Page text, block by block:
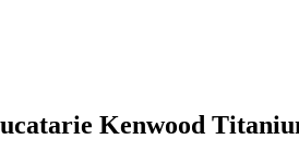
Kenwood